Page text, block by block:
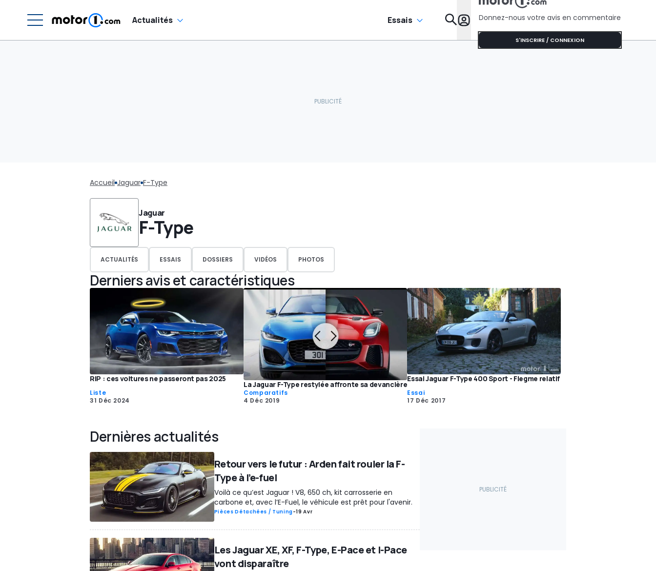
Actualités Essais Donnez-nous votre avis en commentaire
S'INSCRIRE / CONNEXION
Accueil Jaguar F-Type
Jaguar
F-Type
ACTUALITÉS ESSAIS DOSSIERS VIDÉOS PHOTOS
Derniers avis et caractéristiques
RIP : ces voitures ne passeront pas 2025
Liste
31 Déc 2024
La Jaguar F-Type restylée affronte sa devancière
Comparatifs
4 Déc 2019
Essai Jaguar F-Type 400 Sport - Flegme relatif
Essai
17 Déc 2017
Dernières actualités
Retour vers le futur : Arden fait rouler la F-
Type à l’e-fuel
Voilà ce qu’est Jaguar ! V8, 650 ch, kit carrosserie en
carbone et, avec l’E-Fuel, le véhicule est prêt pour l'avenir.
Pièces Détachées / Tuning-19 Avr
Les Jaguar XE, XF, F-Type, E-Pace et I-Pace
vont disparaître